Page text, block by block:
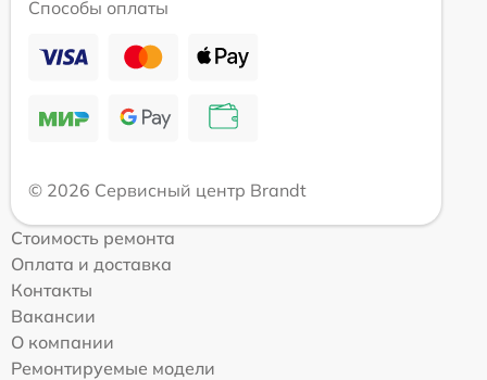
Способы оплаты
© 2026 Сервисный центр Brandt
Стоимость ремонта
Оплата и доставка
Контакты
Вакансии
О компании
Ремонтируемые модели